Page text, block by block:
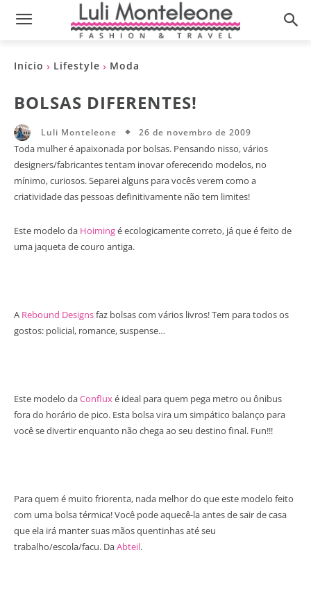
Início Lifestyle Moda
BOLSAS DIFERENTES!
Luli Monteleone 26 de novembro de 2009
Toda mulher é apaixonada por bolsas. Pensando nisso, vários
designers/fabricantes tentam inovar oferecendo modelos, no
mínimo, curiosos. Separei alguns para vocês verem como a
criatividade das pessoas definitivamente não tem limites!
Este modelo da Hoimingé ecologicamente correto, já que é feito de
uma jaqueta de couro antiga.
A Rebound Designsfaz bolsas com vários livros! Tem para todos os
gostos: policial, romance, suspense…
Este modelo daConfluxé ideal para quem pega metro ou ônibus
fora do horário de pico. Esta bolsa vira um simpático balanço para
você se divertir enquanto não chega ao seu destino final. Fun!!!
Para quem é muito friorenta, nada melhor do que este modelo feito
com uma bolsa térmica! Você pode aquecê-la antes de sair de casa
que ela irá manter suas mãos quentinhas até seu
trabalho/escola/facu. DaAbteil.